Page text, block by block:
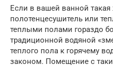
Если в вашей ванной такая
полотенцесушитель или
теплыми полами гораздо
традиционной водяной
теплого пола к горячему
законом. Помещение с